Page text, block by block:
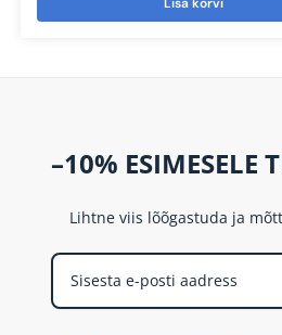
–10% ESIMESELE
Lihtne viis lõõgastuda ja